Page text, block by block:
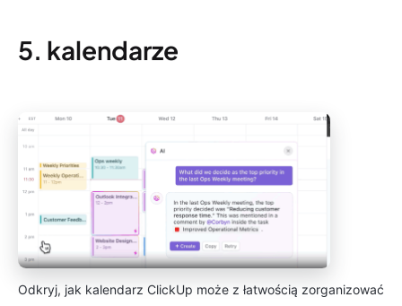
5. kalendarze
Odkryj, jak kalendarz ClickUp może z łatwością zorganizować